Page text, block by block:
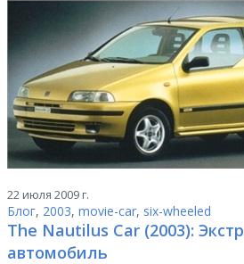
22 июля 2009 г.
Блог, 2003, movie-car, six-wheeled
The Nautilus Car (2003):
автомобиль